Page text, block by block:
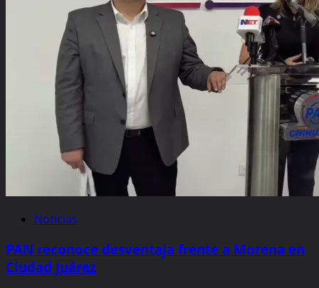
Noticias
PAN reconoce desventaja frente a Morena en
Ciudad Juárez